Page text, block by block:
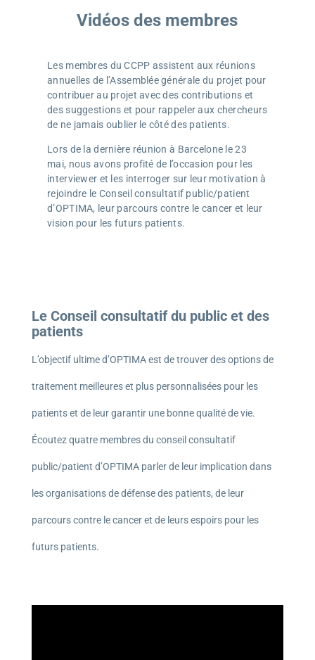
Vidéos des membres
Les membres du CCPP assistent aux réunions
annuelles de l’Assemblée générale du projet pour
contribuer au projet avec des contributions et
des suggestions et pour rappeler aux chercheurs
de ne jamais oublier le côté des patients.
Lors de la dernière réunion à Barcelone le 23
mai, nous avons profité de l’occasion pour les
interviewer et les interroger sur leur motivation à
rejoindre le Conseil consultatif public/patient
d’OPTIMA, leur parcours contre le cancer et leur
vision pour les futurs patients.
Le Conseil consultatif du public et des
patients
L’objectif ultime d’OPTIMA est de trouver des options de
traitement meilleures et plus personnalisées pour les
patients et de leur garantir une bonne qualité de vie.
Écoutez quatre membres du conseil consultatif
public/patient d’OPTIMA parler de leur implication dans
les organisations de défense des patients, de leur
parcours contre le cancer et de leurs espoirs pour les
futurs patients.